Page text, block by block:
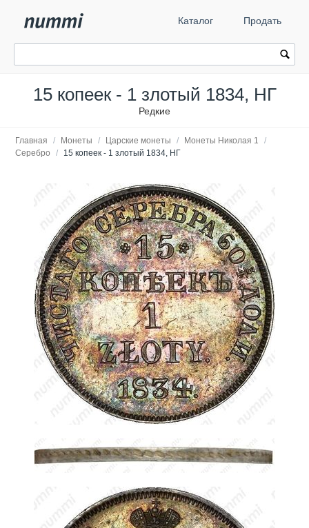
Каталог Продать
15 копеек - 1 злотый 1834, НГ
Редкие
Главная / Монеты / Царские монеты / Монеты Николая 1
/
Серебро
/ 15 копеек - 1 злотый 1834, НГ